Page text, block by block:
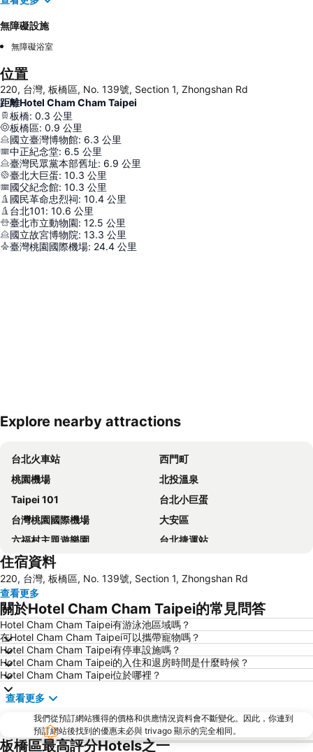
無障礙設施
無障礙浴室
位置
220, 台灣, 板橋區, No. 139號, Section 1, Zhongshan Rd
距離Hotel Cham Cham Taipei
板橋: 0.3 公里
板橋區: 0.9 公里
國立臺灣博物館: 6.3 公里
中正紀念堂: 6.5 公里
臺灣民眾黨本部舊址: 6.9 公里
臺北大巨蛋: 10.3 公里
國父紀念館: 10.3 公里
國民革命忠烈祠: 10.4 公里
台北101: 10.6 公里
臺北市立動物園: 12.5 公里
國立故宮博物院: 13.3 公里
臺灣桃園國際機場: 24.4 公里
展開地圖
Explore nearby attractions
台北火車站
西門町
桃園機場
北投溫泉
Taipei 101
台北小巨蛋
台灣桃園國際機場
大安區
六福村主題遊樂園
台北捷運站
桃園高鐵站
新北投
烏來溫泉
陽明山
捷運中山站
捷運忠孝敦化站
大安森林公園
捷運忠孝復興站
內湖區
士林夜市
中正紀念堂
礁溪車站
桃園火車站
九份
台北世貿中心
台北市政府
羅東夜市
台北東區
住宿資料
220, 台灣, 板橋區, No. 139號, Section 1, Zhongshan Rd
查看更多
關於Hotel Cham Cham Taipei的常見問答
Hotel Cham Cham Taipei有游泳池區域嗎？
在Hotel Cham Cham Taipei可以攜帶寵物嗎？
Hotel Cham Cham Taipei有停車設施嗎？
Hotel Cham Cham Taipei的入住和退房時間是什麼時候？
Hotel Cham Cham Taipei位於哪裡？
查看更多
我們從預訂網站獲得的價格和供應情況資料會不斷變化。因此，你連到
預訂網站後找到的優惠未必與 trivago 顯示的完全相同。
板橋區最高評分Hotels之一